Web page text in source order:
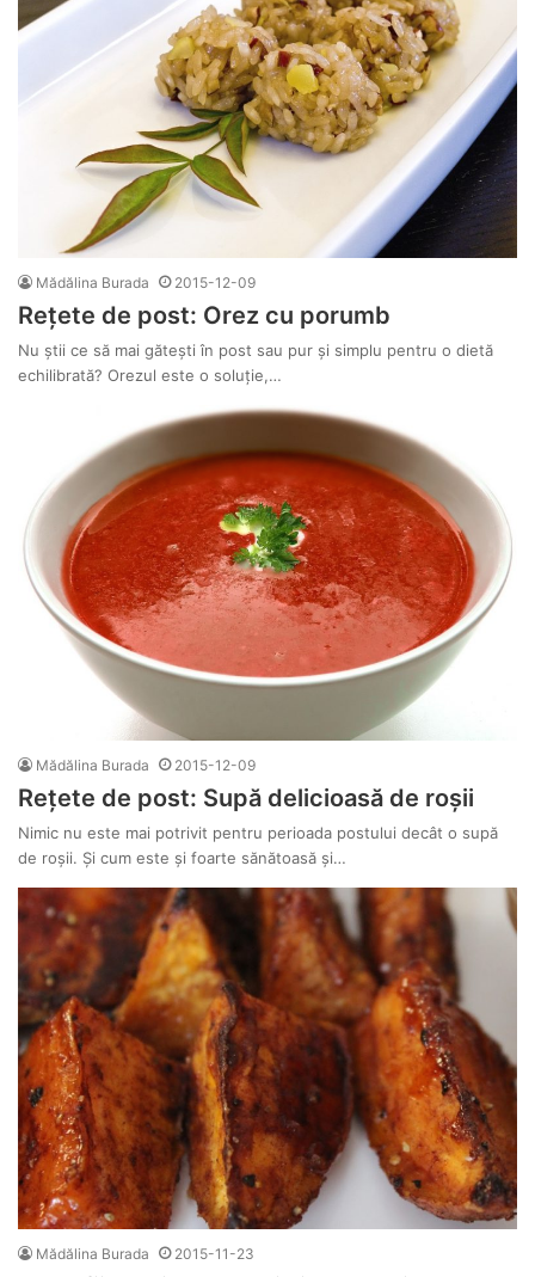
Mădălina Burada 2015-12-09
Rețete de post: Orez cu porumb
Nu știi ce să mai gătești în post sau pur și simplu pentru o dietă
echilibrată? Orezul este o soluție,…
Mădălina Burada 2015-12-09
Rețete de post: Supă delicioasă de roșii
Nimic nu este mai potrivit pentru perioada postului decât o supă
de roșii. Și cum este și foarte sănătoasă și…
Mădălina Burada 2015-11-23